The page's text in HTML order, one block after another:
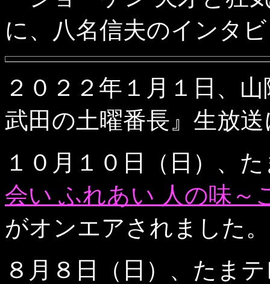
に、八名信夫のインタ
２０２２年１月１日、
武田の土曜番長』生放
１０月１０日（日）、
会い ふれあい 人の味～
がオンエアされました。
８月８日（日）、たま